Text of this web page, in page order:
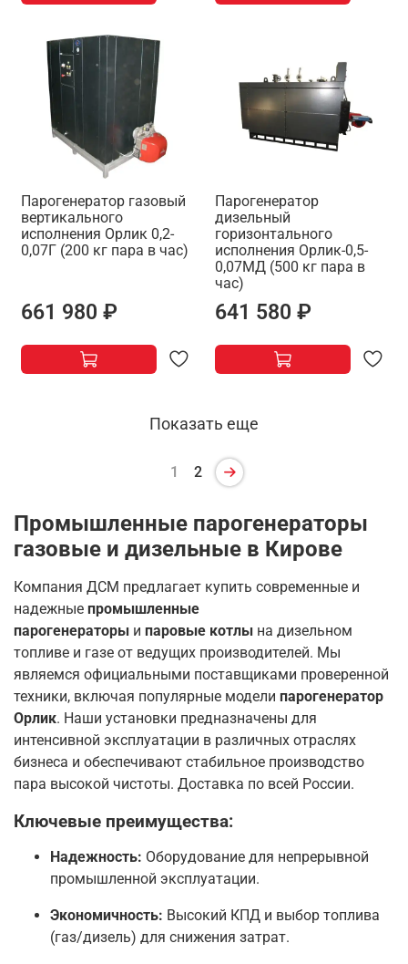
Парогенератор газовый
вертикального
исполнения Орлик 0,2-
0,07Г (200 кг пара в час)
661 980 ₽
Парогенератор
дизельный
горизонтального
исполнения Орлик-0,5-
0,07МД (500 кг пара в
час)
641 580 ₽
Показать еще
1 2
Промышленные парогенераторы
газовые и дизельные в Кирове
Компания ДСМ предлагает купить современные и
надежные промышленные
парогенераторы и паровые котлы на дизельном
топливе и газе от ведущих производителей. Мы
являемся официальными поставщиками проверенной
техники, включая популярные модели парогенератор
Орлик. Наши установки предназначены для
интенсивной эксплуатации в различных отраслях
бизнеса и обеспечивают стабильное производство
пара высокой чистоты. Доставка по всей России.
Ключевые преимущества:
Надежность: Оборудование для непрерывной
промышленной эксплуатации.
Экономичность: Высокий КПД и выбор топлива
(газ/дизель) для снижения затрат.